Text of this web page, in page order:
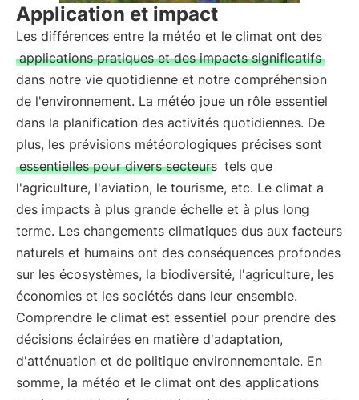
Application et impact
Les différences entre la météo et le climat ont des
applications pratiques et des impacts significatifs
dans notre vie quotidienne et notre compréhension
de l'environnement. La météo joue un rôle essentiel
dans la planification des activités quotidiennes. De
plus, les prévisions météorologiques précises sont
essentielles pour divers secteurs tels que
l'agriculture, l'aviation, le tourisme, etc. Le climat a
des impacts à plus grande échelle et à plus long
terme. Les changements climatiques dus aux facteurs
naturels et humains ont des conséquences profondes
sur les écosystèmes, la biodiversité, l'agriculture, les
économies et les sociétés dans leur ensemble.
Comprendre le climat est essentiel pour prendre des
décisions éclairées en matière d'adaptation,
d'atténuation et de politique environnementale. En
somme, la météo et le climat ont des applications